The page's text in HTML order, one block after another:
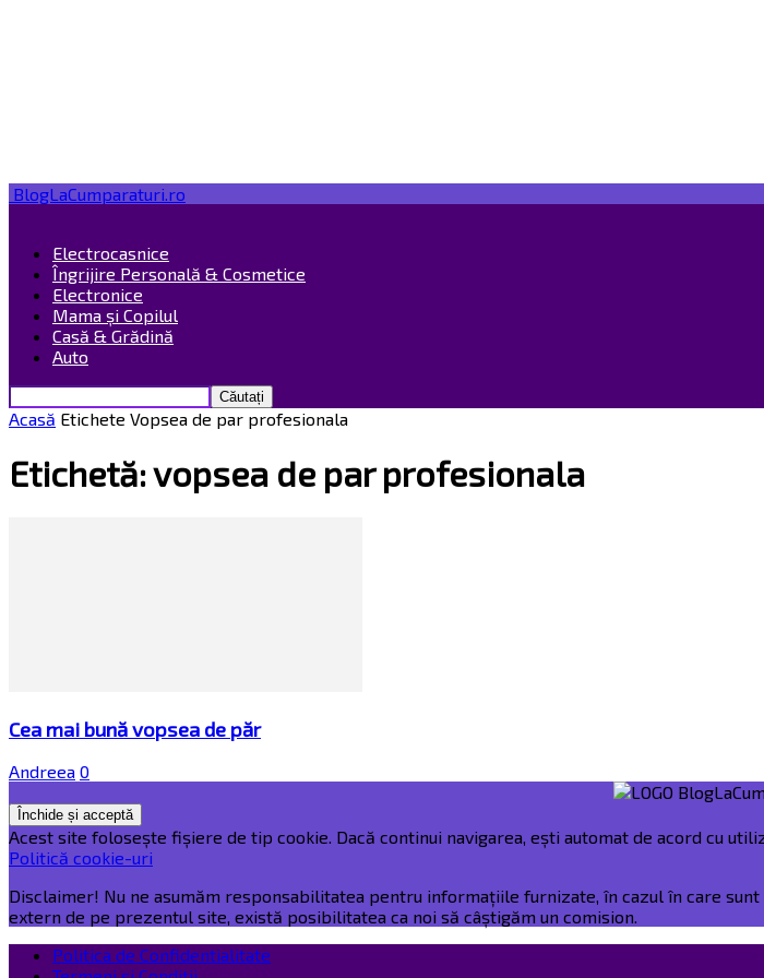
BlogLaCumparaturi.ro
Electrocasnice
Îngrijire Personală & Cosmetice
Electronice
Mama și Copilul
Casă & Grădină
Auto
Acasă Etichete Vopsea de par profesionala
Etichetă: vopsea de par profesionala
Cea mai bună vopsea de păr
Andreea 0
Acest site folosește fișiere de tip cookie. Dacă continui navigarea, ești automat de acord cu
Politică cookie-uri
Disclaimer! Nu ne asumăm responsabilitatea pentru informațiile furnizate, în cazul în care
extern de pe prezentul site, există posibilitatea ca noi să câștigăm un comision.
Politica de Confidentialitate